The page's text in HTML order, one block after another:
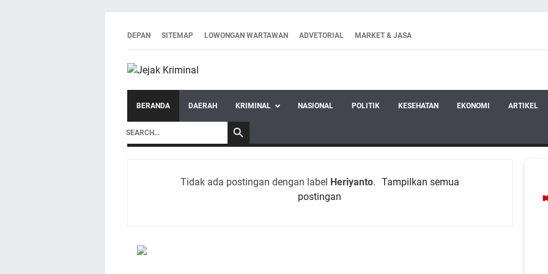
DEPAN SITEMAP LOWONGAN WARTAWAN ADVETORIAL MARKET & JASA
BERANDA DAERAH KRIMINAL NASIONAL POLITIK KESEHATAN EKONOMI ARTIKEL
Tidak ada postingan dengan label Heriyanto. Tampilkan semua
postingan